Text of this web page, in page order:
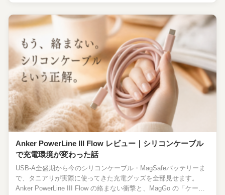
Anker PowerLine III Flow レビュー｜シリコンケーブル
で充電環境が変わった話
USB-A全盛期から今のシリコンケーブル・MagSafeバッテリーま
で、タニアリが実際に使ってきた充電グッズを全部見せます。
Anker PowerLine III Flow の絡まない衝撃と、MagGo の「ケーブ